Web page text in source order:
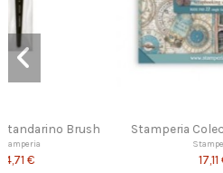
Stamperia Junk Journal